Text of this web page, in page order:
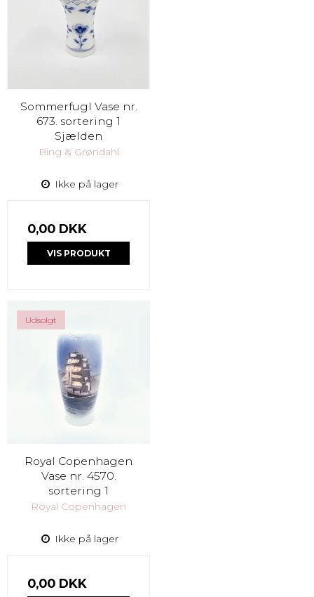
Sommerfugl Vase nr.
673. sortering 1
Sjælden
Bing & Grøndahl
Ikke på lager
0,00 DKK
VIS PRODUKT
Udsolgt
Royal Copenhagen
Vase nr. 4570.
sortering 1
Royal Copenhagen
Ikke på lager
0,00 DKK